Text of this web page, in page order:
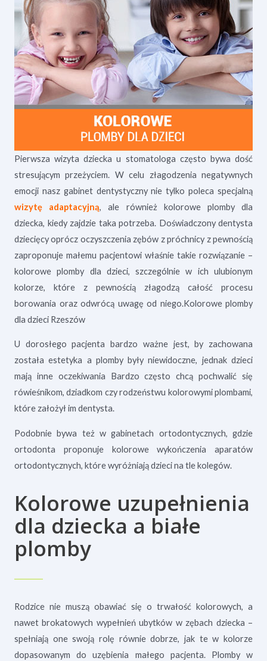
Pierwsza wizyta dziecka u stomatologa często bywa dość
stresującym przeżyciem. W celu złagodzenia negatywnych
emocji nasz gabinet dentystyczny nie tylko poleca specjalną
wizytę adaptacyjną, ale również kolorowe plomby dla
dziecka, kiedy zajdzie taka potrzeba. Doświadczony dentysta
dziecięcy oprócz oczyszczenia zębów z próchnicy z pewnością
zaproponuje małemu pacjentowi właśnie takie rozwiązanie –
kolorowe plomby dla dzieci, szczególnie w ich ulubionym
kolorze, które z pewnością złagodzą całość procesu
borowania oraz odwrócą uwagę od niego.Kolorowe plomby
dla dzieci Rzeszów
U dorosłego pacjenta bardzo ważne jest, by zachowana
została estetyka a plomby były niewidoczne, jednak dzieci
mają inne oczekiwania Bardzo często chcą pochwalić się
rówieśnikom, dziadkom czy rodzeństwu kolorowymi plombami,
które założył im dentysta.
Podobnie bywa też w gabinetach ortodontycznych, gdzie
ortodonta proponuje kolorowe wykończenia aparatów
ortodontycznych, które wyróżniają dzieci na tle kolegów.
Kolorowe uzupełnienia
dla dziecka a białe
plomby
Rodzice nie muszą obawiać się o trwałość kolorowych, a
nawet brokatowych wypełnień ubytków w zębach dziecka –
spełniają one swoją rolę równie dobrze, jak te w kolorze
dopasowanym do uzębienia małego pacjenta. Plomby w